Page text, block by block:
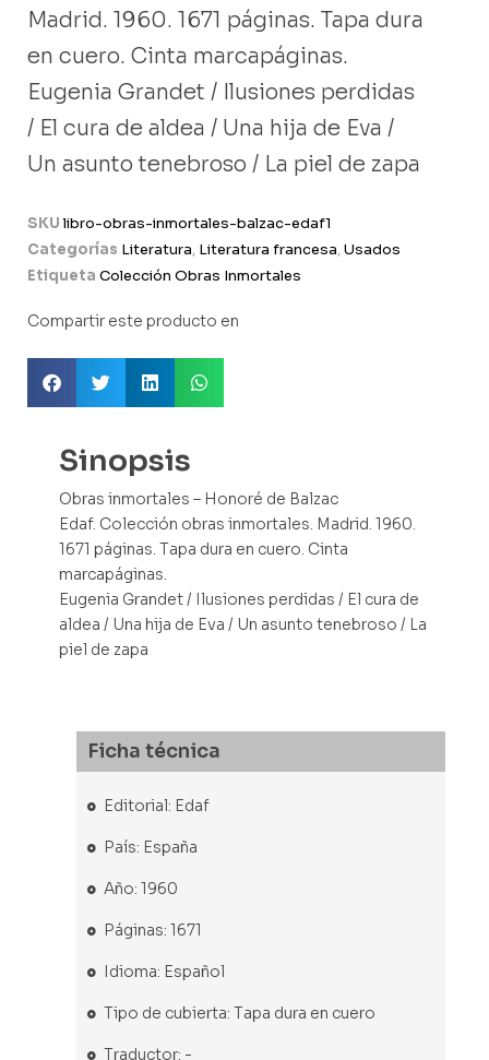
Madrid. 1960. 1671 páginas. Tapa dura
en cuero. Cinta marcapáginas.
Eugenia Grandet / Ilusiones perdidas
/ El cura de aldea / Una hija de Eva /
Un asunto tenebroso / La piel de zapa
SKUlibro-obras-inmortales-balzac-edaf1
Categorías Literatura, Literatura francesa,Usados
Etiqueta Colección Obras Inmortales
Compartir este producto en
Sinopsis
Obras inmortales – Honoré de Balzac
Edaf. Colección obras inmortales. Madrid. 1960.
1671 páginas. Tapa dura en cuero. Cinta
marcapáginas.
Eugenia Grandet / Ilusiones perdidas / El cura de
aldea / Una hija de Eva / Un asunto tenebroso / La
piel de zapa
Ficha técnica
Editorial: Edaf
País: España
Año: 1960
Páginas: 1671
Idioma: Español
Tipo de cubierta: Tapa dura en cuero
Traductor: -